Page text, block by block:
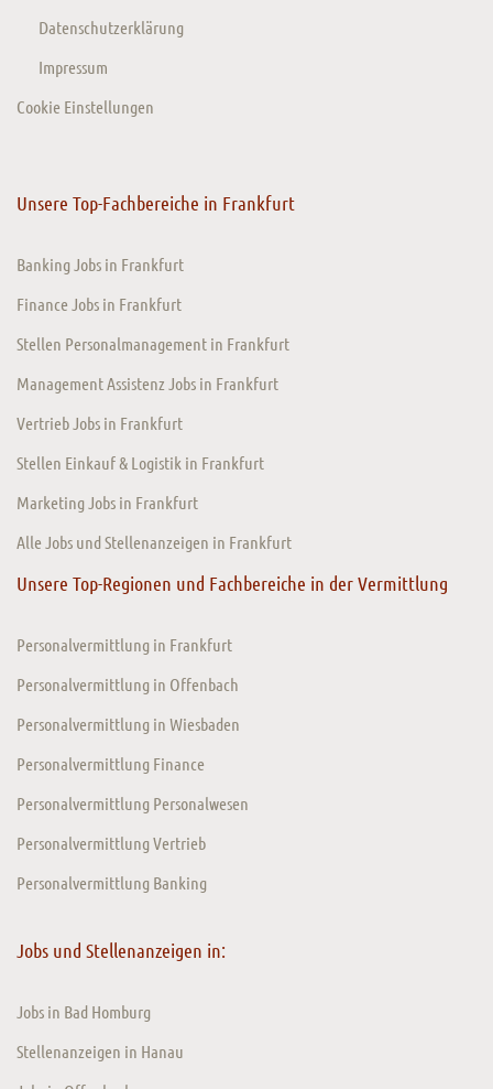
Datenschutzerklärung
Impressum
Cookie Einstellungen
Unsere Top-Fachbereiche in Frankfurt
Banking Jobs in Frankfurt
Finance Jobs in Frankfurt
Stellen Personalmanagement in Frankfurt
Management Assistenz Jobs in Frankfurt
Vertrieb Jobs in Frankfurt
Stellen Einkauf & Logistik in Frankfurt
Marketing Jobs in Frankfurt
Alle Jobs und Stellenanzeigen in Frankfurt
Unsere Top-Regionen und Fachbereiche in der Vermittlung
Personalvermittlung in Frankfurt
Personalvermittlung in Offenbach
Personalvermittlung in Wiesbaden
Personalvermittlung Finance
Personalvermittlung Personalwesen
Personalvermittlung Vertrieb
Personalvermittlung Banking
Jobs und Stellenanzeigen in:
Jobs in Bad Homburg
Stellenanzeigen in Hanau